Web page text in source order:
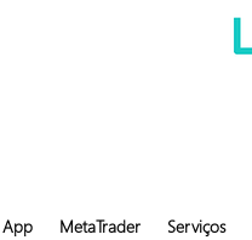
MetaTrader Serviços